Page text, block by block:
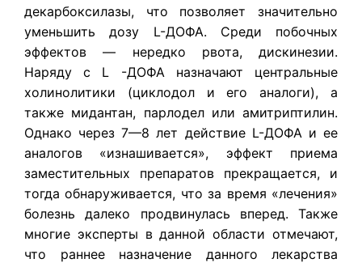
декарбоксилазы, что позволяет значительно
уменьшить дозу L-ДОФА. Среди побочных
эффектов — нередко рвота, дискинезии.
Наряду с L -ДОФА назначают центральные
холинолитики (циклодол и его аналоги), а
также мидантан, парлодел или амитриптилин.
Однако через 7—8 лет действие L-ДОФА и ее
аналогов «изнашивается», эффект приема
заместительных препаратов прекращается, и
тогда обнаруживается, что за время «лечения»
болезнь далеко продвинулась вперед. Также
многие эксперты в данной области отмечают,
что раннее назначение данного лекарства